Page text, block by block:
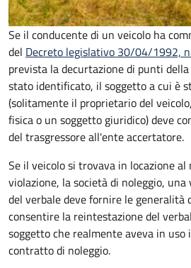
Se il conducente di un veicolo ha
del Decreto legislativo 30/04/1992,
prevista la decurtazione di punti
stato identificato, il soggetto a cui è
(solitamente il proprietario del
fisica o un soggetto giuridico) deve
del trasgressore all'ente accertatore.
Se il veicolo si trovava in locazione
violazione, la società di noleggio,
del verbale deve fornire le generalità
consentire la reintestazione del
soggetto che realmente aveva in uso
contratto di noleggio.